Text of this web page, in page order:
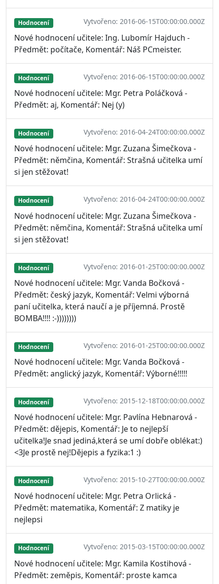
Hodnocení Vytvořeno: 2016-06-15T00:00:00.000Z
Nové hodnocení učitele: Ing. Lubomír Hajduch -
Předmět: počítače, Komentář: Náš PCmeister.
Hodnocení Vytvořeno: 2016-06-15T00:00:00.000Z
Nové hodnocení učitele: Mgr. Petra Poláčková -
Předmět: aj, Komentář: Nej (y)
Hodnocení Vytvořeno: 2016-04-24T00:00:00.000Z
Nové hodnocení učitele: Mgr. Zuzana Šimečkova -
Předmět: němčina, Komentář: Strašná učitelka umí
si jen stěžovat!
Hodnocení Vytvořeno: 2016-04-24T00:00:00.000Z
Nové hodnocení učitele: Mgr. Zuzana Šimečkova -
Předmět: němčina, Komentář: Strašná učitelka umí
si jen stěžovat!
Hodnocení Vytvořeno: 2016-01-25T00:00:00.000Z
Nové hodnocení učitele: Mgr. Vanda Bočková -
Předmět: český jazyk, Komentář: Velmi výborná
paní učitelka, která naučí a je příjemná. Prostě
BOMBA!!!! :-))))))))
Hodnocení Vytvořeno: 2016-01-25T00:00:00.000Z
Nové hodnocení učitele: Mgr. Vanda Bočková -
Předmět: anglický jazyk, Komentář: Výborné!!!!!
Hodnocení Vytvořeno: 2015-12-18T00:00:00.000Z
Nové hodnocení učitele: Mgr. Pavlína Hebnarová -
Předmět: dějepis, Komentář: Je to nejlepší
učitelka!Je snad jediná,která se umí dobře oblékat:)
<3Je prostě nej!Dějepis a fyzika:1 :)
Hodnocení Vytvořeno: 2015-10-27T00:00:00.000Z
Nové hodnocení učitele: Mgr. Petra Orlická -
Předmět: matematika, Komentář: Z matiky je
nejlepsi
Hodnocení Vytvořeno: 2015-03-15T00:00:00.000Z
Nové hodnocení učitele: Mgr. Kamila Kostihová -
Předmět: zeměpis, Komentář: proste kamca